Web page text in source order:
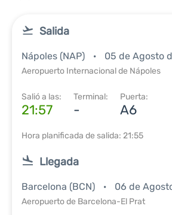
Salida
Nápoles (NAP) 05 de Agosto
Aeropuerto Internacional de Nápoles
Salió a las:
21:57
Terminal:
-
Puerta:
A6
Hora planificada de salida: 21:55
Llegada
Barcelona (BCN) 06 de
Aeropuerto de Barcelona-El Prat